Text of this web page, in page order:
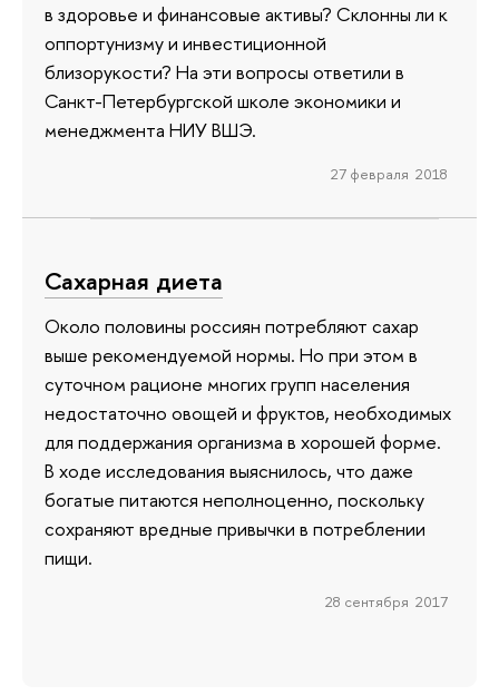
в здоровье и финансовые активы? Склонны ли к
оппортунизму и инвестиционной
близорукости? На эти вопросы ответили в
Санкт-Петербургской школе экономики и
менеджмента НИУ ВШЭ.
27 февраля 2018
Сахарная диета
Около половины россиян потребляют сахар
выше рекомендуемой нормы. Но при этом в
суточном рационе многих групп населения
недостаточно овощей и фруктов, необходимых
для поддержания организма в хорошей форме.
В ходе исследования выяснилось, что даже
богатые питаются неполноценно, поскольку
сохраняют вредные привычки в потреблении
пищи.
28 сентября 2017